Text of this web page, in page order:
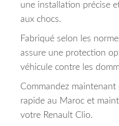
une installation précise
aux chocs.
Fabriqué selon les
assure une protection
véhicule contre les
Commandez
rapide au Maroc et
votre Renault Clio.